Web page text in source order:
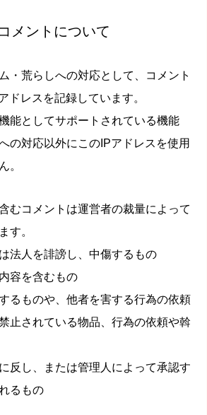
メントについて
・荒らしへの対応として、コメント
ドレスを記録しています。
能としてサポートされている機能
の対応以外にこのIPアドレスを使用
。
むコメントは運営者の裁量によって
す。
法人を誹謗し、中傷するもの
容を含むもの
るものや、他者を害する行為の依頼
止されている物品、行為の依頼や斡
反し、または管理人によって承認す
るもの